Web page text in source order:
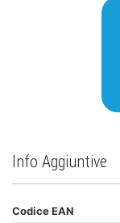
Info Aggiuntive
Codice EAN